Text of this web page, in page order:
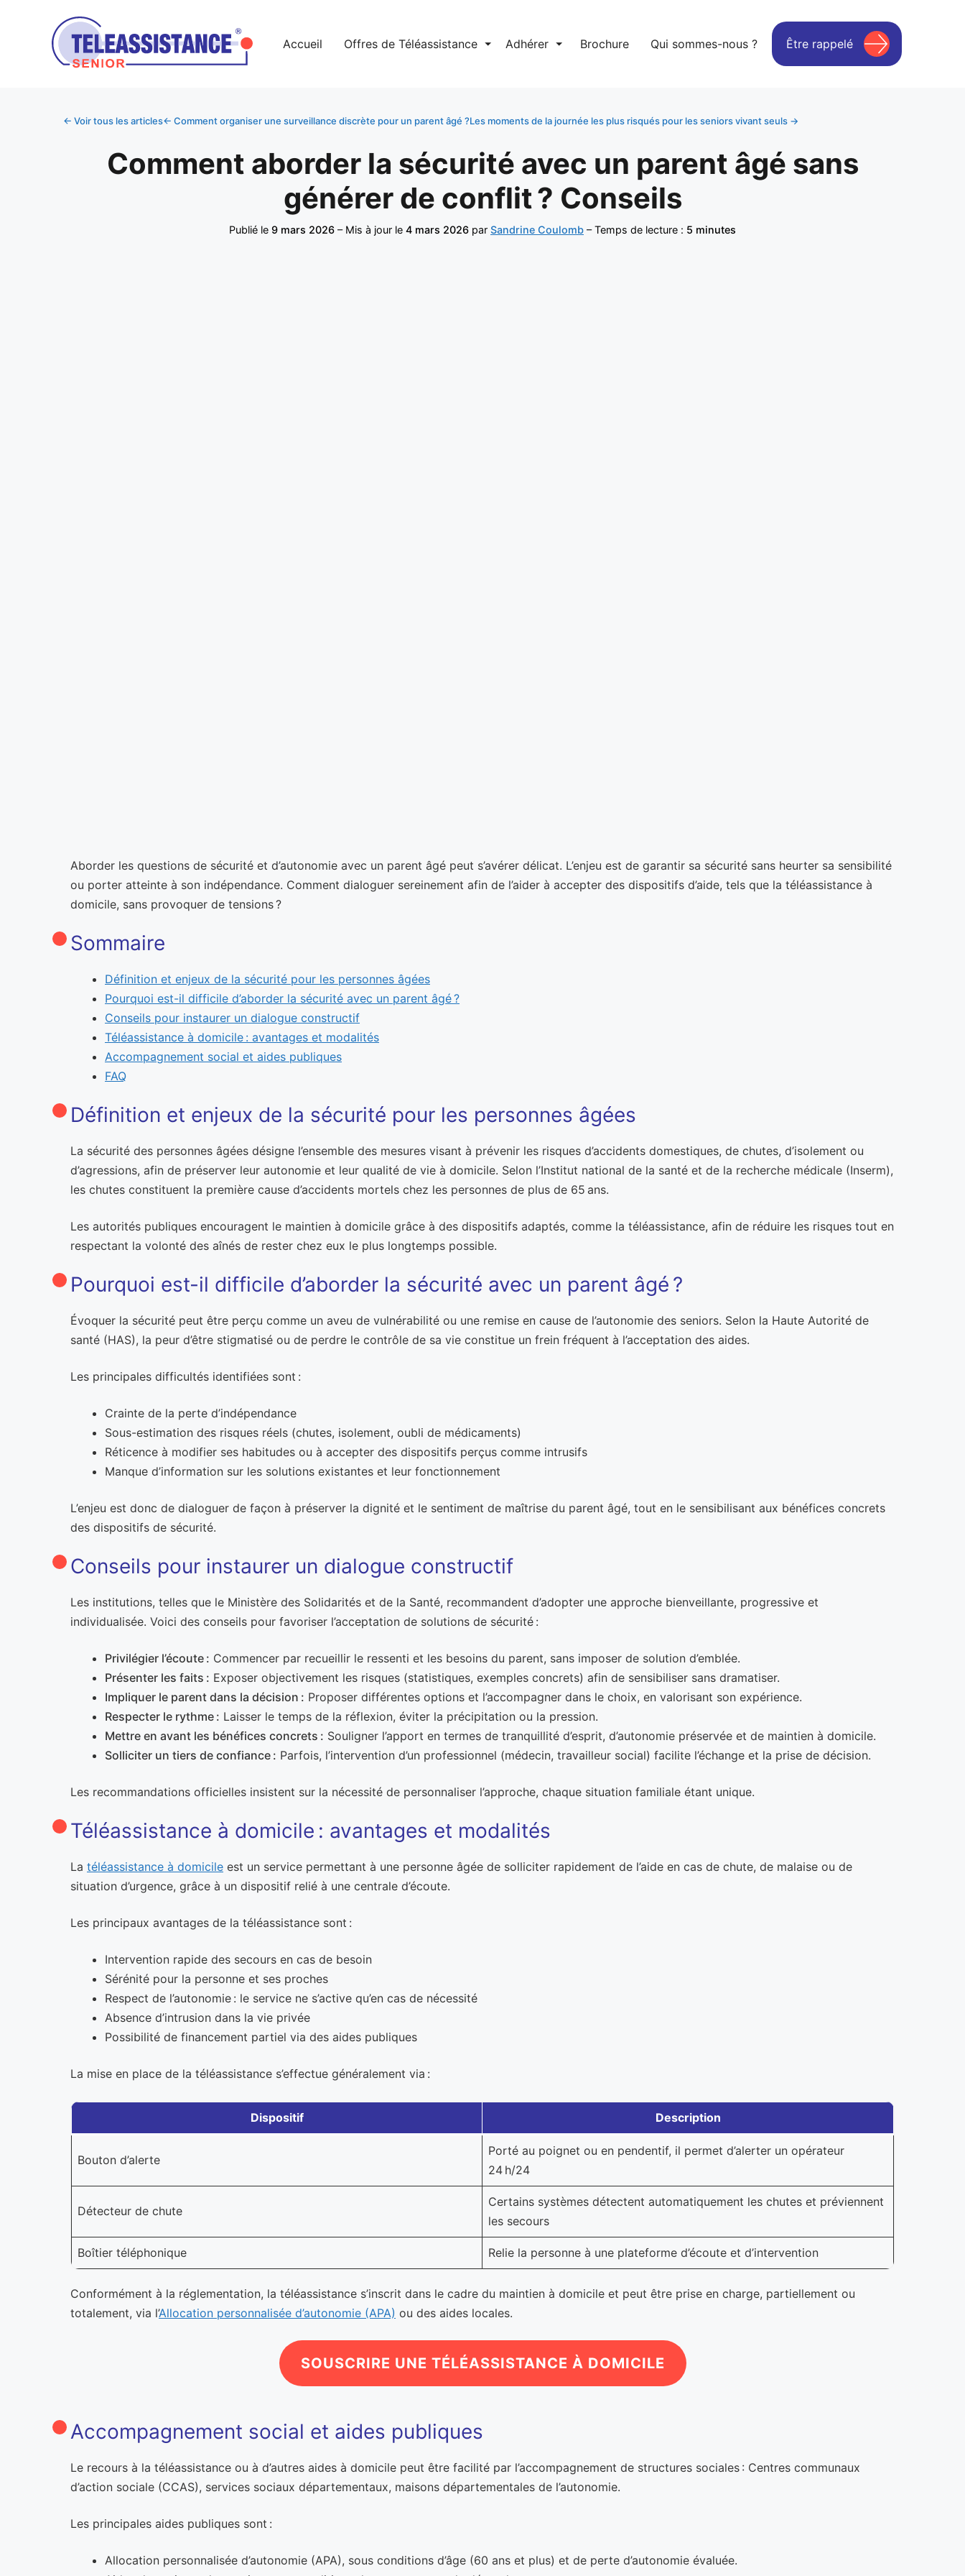
Accueil Offres de Téléassistance ⏷ Adhérer ⏷ Brochure Qui sommes-nous ? Être rappelé
← Voir tous les articles← Comment organiser une surveillance discrète pour un parent âgé ?Les moments de la journée les plus risqués pour les seniors vivant seuls →
Comment aborder la sécurité avec un parent âgé sans
générer de conflit ? Conseils
Publié le 9 mars 2026 – Mis à jour le 4 mars 2026 par Sandrine Coulomb – Temps de lecture : 5 minutes
Aborder les questions de sécurité et d’autonomie avec un parent âgé peut s’avérer délicat. L’enjeu est de garantir sa sécurité sans heurter sa sensibilité
ou porter atteinte à son indépendance. Comment dialoguer sereinement afin de l’aider à accepter des dispositifs d’aide, tels que la téléassistance à
domicile, sans provoquer de tensions ?
Sommaire
Définition et enjeux de la sécurité pour les personnes âgées
Pourquoi est-il difficile d’aborder la sécurité avec un parent âgé ?
Conseils pour instaurer un dialogue constructif
Téléassistance à domicile : avantages et modalités
Accompagnement social et aides publiques
FAQ
Définition et enjeux de la sécurité pour les personnes âgées
La sécurité des personnes âgées désigne l’ensemble des mesures visant à prévenir les risques d’accidents domestiques, de chutes, d’isolement ou
d’agressions, afin de préserver leur autonomie et leur qualité de vie à domicile. Selon l’Institut national de la santé et de la recherche médicale (Inserm),
les chutes constituent la première cause d’accidents mortels chez les personnes de plus de 65 ans.
Les autorités publiques encouragent le maintien à domicile grâce à des dispositifs adaptés, comme la téléassistance, afin de réduire les risques tout en
respectant la volonté des aînés de rester chez eux le plus longtemps possible.
Pourquoi est-il difficile d’aborder la sécurité avec un parent âgé ?
Évoquer la sécurité peut être perçu comme un aveu de vulnérabilité ou une remise en cause de l’autonomie des seniors. Selon la Haute Autorité de
santé (HAS), la peur d’être stigmatisé ou de perdre le contrôle de sa vie constitue un frein fréquent à l’acceptation des aides.
Les principales difficultés identifiées sont :
Crainte de la perte d’indépendance
Sous-estimation des risques réels (chutes, isolement, oubli de médicaments)
Réticence à modifier ses habitudes ou à accepter des dispositifs perçus comme intrusifs
Manque d’information sur les solutions existantes et leur fonctionnement
L’enjeu est donc de dialoguer de façon à préserver la dignité et le sentiment de maîtrise du parent âgé, tout en le sensibilisant aux bénéfices concrets
des dispositifs de sécurité.
Conseils pour instaurer un dialogue constructif
Les institutions, telles que le Ministère des Solidarités et de la Santé, recommandent d’adopter une approche bienveillante, progressive et
individualisée. Voici des conseils pour favoriser l’acceptation de solutions de sécurité :
Privilégier l’écoute : Commencer par recueillir le ressenti et les besoins du parent, sans imposer de solution d’emblée.
Présenter les faits : Exposer objectivement les risques (statistiques, exemples concrets) afin de sensibiliser sans dramatiser.
Impliquer le parent dans la décision : Proposer différentes options et l’accompagner dans le choix, en valorisant son expérience.
Respecter le rythme : Laisser le temps de la réflexion, éviter la précipitation ou la pression.
Mettre en avant les bénéfices concrets : Souligner l’apport en termes de tranquillité d’esprit, d’autonomie préservée et de maintien à domicile.
Solliciter un tiers de confiance : Parfois, l’intervention d’un professionnel (médecin, travailleur social) facilite l’échange et la prise de décision.
Les recommandations officielles insistent sur la nécessité de personnaliser l’approche, chaque situation familiale étant unique.
Téléassistance à domicile : avantages et modalités
La téléassistance à domicile est un service permettant à une personne âgée de solliciter rapidement de l’aide en cas de chute, de malaise ou de
situation d’urgence, grâce à un dispositif relié à une centrale d’écoute.
Les principaux avantages de la téléassistance sont :
Intervention rapide des secours en cas de besoin
Sérénité pour la personne et ses proches
Respect de l’autonomie : le service ne s’active qu’en cas de nécessité
Absence d’intrusion dans la vie privée
Possibilité de financement partiel via des aides publiques
La mise en place de la téléassistance s’effectue généralement via :
Dispositif Description
Bouton d’alerte
Porté au poignet ou en pendentif, il permet d’alerter un opérateur
24 h/24
Détecteur de chute
Certains systèmes détectent automatiquement les chutes et préviennent
les secours
Boîtier téléphonique Relie la personne à une plateforme d’écoute et d’intervention
Conformément à la réglementation, la téléassistance s’inscrit dans le cadre du maintien à domicile et peut être prise en charge, partiellement ou
totalement, via l’Allocation personnalisée d’autonomie (APA) ou des aides locales.
SOUSCRIRE UNE TÉLÉASSISTANCE À DOMICILE
Accompagnement social et aides publiques
Le recours à la téléassistance ou à d’autres aides à domicile peut être facilité par l’accompagnement de structures sociales : Centres communaux
d’action sociale (CCAS), services sociaux départementaux, maisons départementales de l’autonomie.
Les principales aides publiques sont :
Allocation personnalisée d’autonomie (APA), sous conditions d’âge (60 ans et plus) et de perte d’autonomie évaluée.